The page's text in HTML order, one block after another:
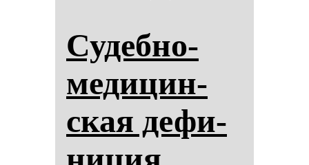
Су­деб­но-
ме­ди­цин­
ская де­фи­